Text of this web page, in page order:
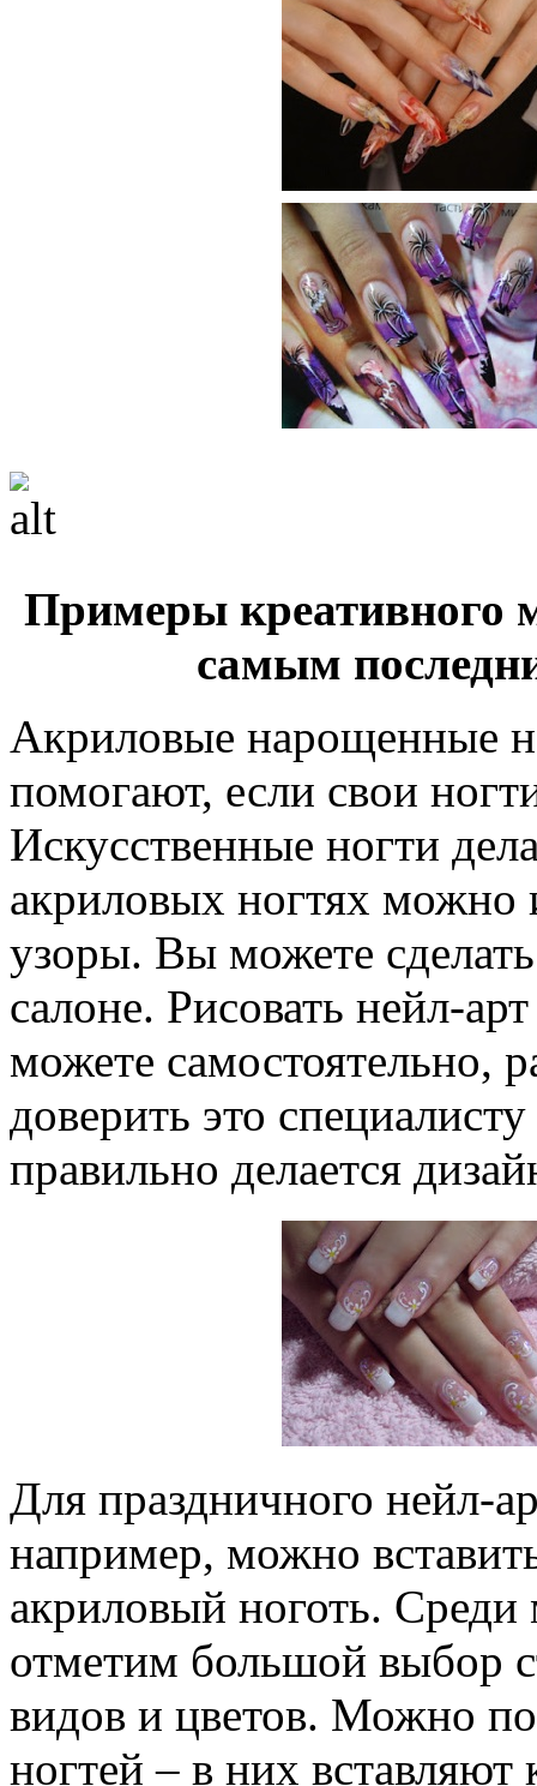
Примеры креативного
самым
Акриловые нарощенные
помогают, если свои
Искусственные ногти
акриловых ногтях можно
узоры. Вы можете
салоне. Рисовать нейл-
можете самостоятельно,
доверить это
правильно делается
Для праздничного нейл-
например, можно
акриловый ноготь. Среди
отметим большой выбор
видов и цветов. Можно
ногтей – в них